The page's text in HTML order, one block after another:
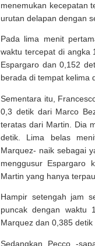
menemukan kecepatan
urutan delapan dengan
Pada lima menit
waktu tercepat di angka
Espargaro dan 0,152
berada di tempat kelima
Sementara itu,
0,3 detik dari Marco
teratas dari Martin. Dia
detik. Lima belas
Marquez- naik sebagai
menggusur Espargaro
Martin yang hanya
Hampir setengah jam
puncak dengan waktu
Marquez dan 0,385
Sedangkan Pecco -